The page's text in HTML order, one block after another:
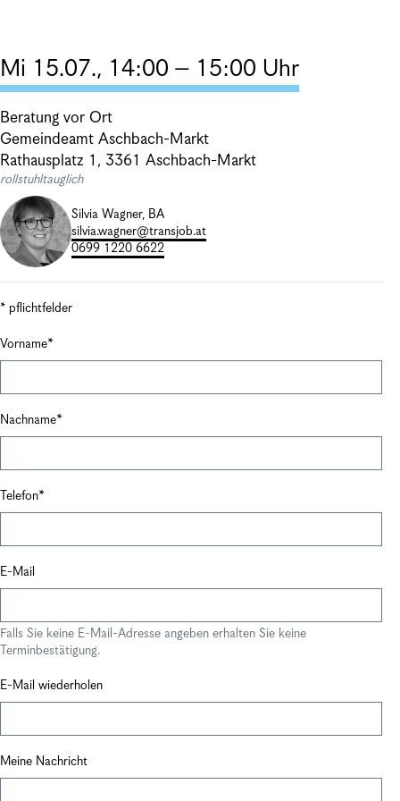
Mi 15.07., 14:00 – 15:00 Uhr
Beratung vor Ort
Gemeindeamt Aschbach-Markt
Rathausplatz 1, 3361 Aschbach-Markt
rollstuhltauglich
Silvia Wagner, BA
silvia.wagner@transjob.at
0699 1220 6622
* pflichtfelder
Vorname
Nachname
Telefon
E-Mail
Falls Sie keine E-Mail-Adresse angeben erhalten Sie keine
Terminbestätigung.
E-Mail wiederholen
Meine Nachricht